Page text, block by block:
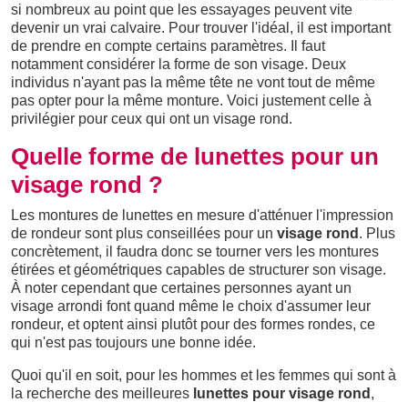
si nombreux au point que les essayages peuvent vite
devenir un vrai calvaire. Pour trouver l'idéal, il est important
de prendre en compte certains paramètres. Il faut
notamment considérer la forme de son visage. Deux
individus n'ayant pas la même tête ne vont tout de même
pas opter pour la même monture. Voici justement celle à
privilégier pour ceux qui ont un visage rond.
Quelle forme de lunettes pour un
visage rond ?
Les montures de lunettes en mesure d'atténuer l'impression
de rondeur sont plus conseillées pour un visage rond . Plus
concrètement, il faudra donc se tourner vers les montures
étirées et géométriques capables de structurer son visage.
À noter cependant que certaines personnes ayant un
visage arrondi font quand même le choix d'assumer leur
rondeur, et optent ainsi plutôt pour des formes rondes, ce
qui n'est pas toujours une bonne idée.
Quoi qu'il en soit, pour les hommes et les femmes qui sont à
la recherche des meilleures lunettes pour visage rond ,